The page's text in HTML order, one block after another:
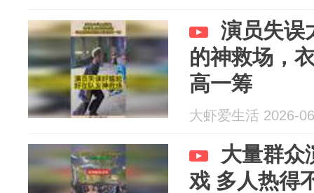
造财力，11
演员失误
的神救场，
高一筹
大虾爱生活 2026-
大量群众
戏 多人热得